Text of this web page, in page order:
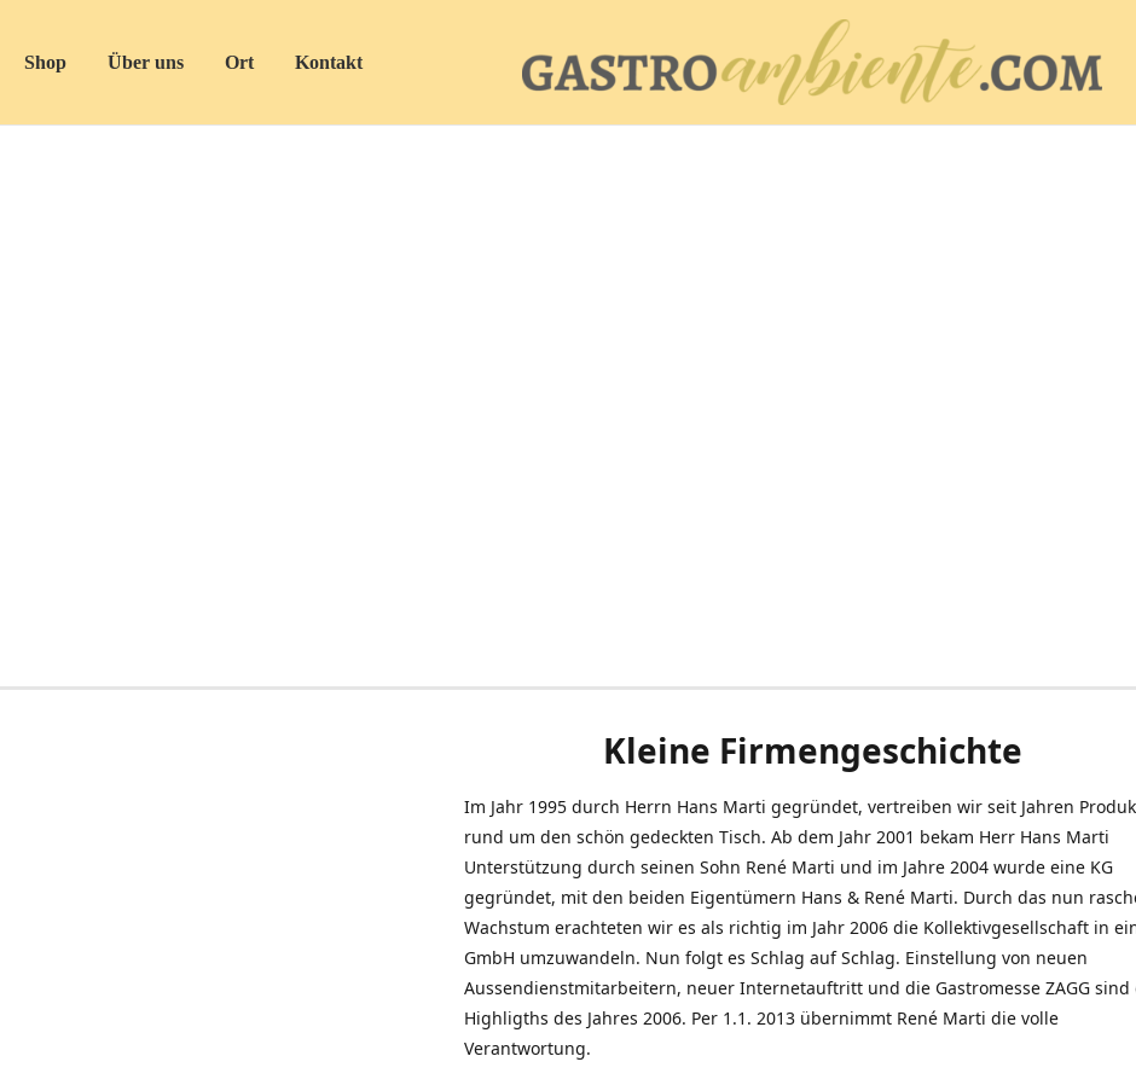
Shop Über uns Ort Kontakt
Kleine Firmengeschichte
Im Jahr 1995 durch Herrn Hans Marti gegründet, vertreiben wir seit Jahren
rund um den schön gedeckten Tisch. Ab dem Jahr 2001 bekam Herr Hans Marti
Unterstützung durch seinen Sohn René Marti und im Jahre 2004 wurde eine KG
gegründet, mit den beiden Eigentümern Hans & René Marti. Durch das nun
Wachstum erachteten wir es als richtig im Jahr 2006 die Kollektivgesellschaft in
GmbH umzuwandeln. Nun folgt es Schlag auf Schlag. Einstellung von neuen
Aussendienstmitarbeitern, neuer Internetauftritt und die Gastromesse ZAGG sind
Highligths des Jahres 2006. Per 1.1. 2013 übernimmt René Marti die volle
Verantwortung.